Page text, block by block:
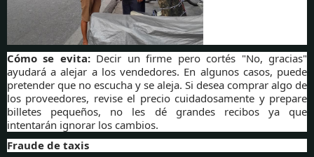
Cómo se evita: Decir un firme pero cortés "No, gracias"
ayudará a alejar a los vendedores. En algunos casos, puede
pretender que no escucha y se aleja. Si desea comprar algo de
los proveedores, revise el precio cuidadosamente y prepare
billetes pequeños, no les dé grandes recibos ya que
intentarán ignorar los cambios.
Fraude de taxis